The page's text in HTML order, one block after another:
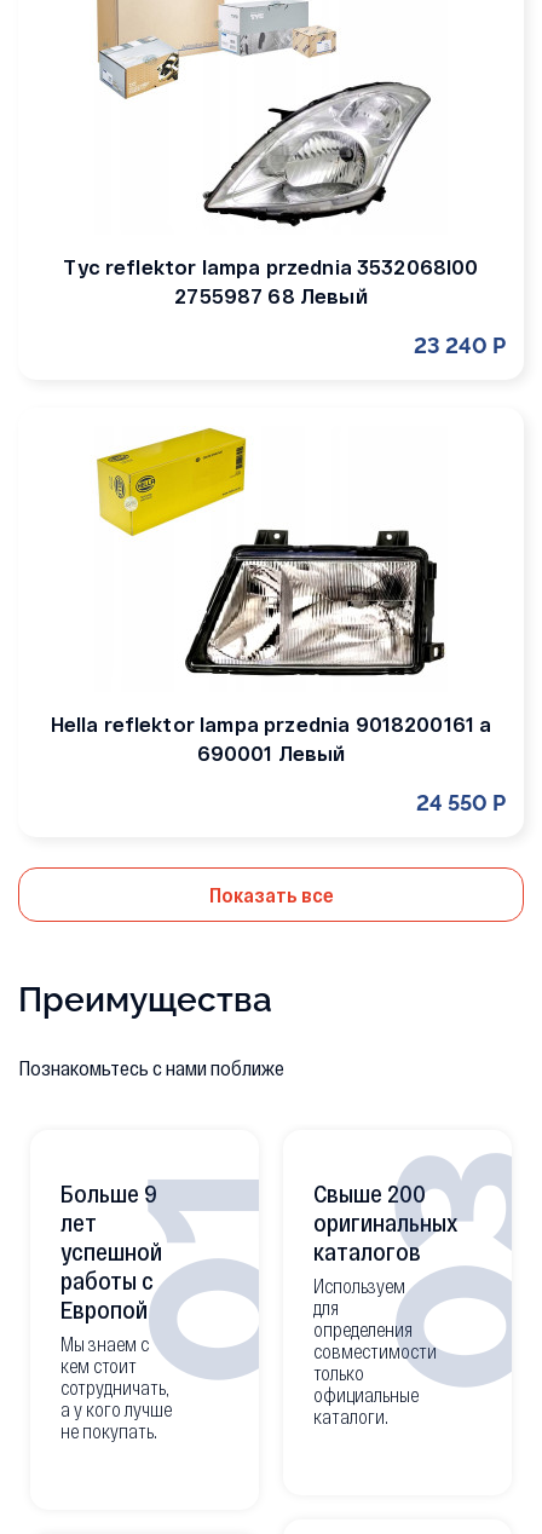
Tyc reflektor lampa przednia 3532068l00
2755987 68 Левый
23 240 Р
Hella reflektor lampa przednia 9018200161 a
690001 Левый
24 550 Р
Показать все
Преимущества
Познакомьтесь с нами поближе
01
Больше 9
лет
успешной
работы с
Европой
Мы знаем с
кем стоит
сотрудничать,
а у кого лучше
не покупать.
Свыше 200
оригинальных
каталогов
Используем
для
определения
совместимости
только
официальные
каталоги.